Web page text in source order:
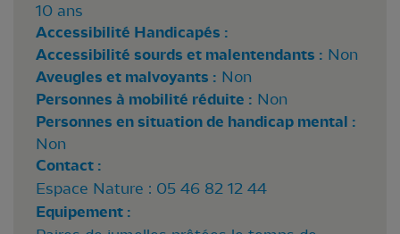
10 ans
Accessibilité Handicapés :
Accessibilité sourds et malentendants : Non
Aveugles et malvoyants : Non
Personnes à mobilité réduite : Non
Personnes en situation de handicap mental :
Non
Contact :
Espace Nature : 05 46 82 12 44
Equipement :